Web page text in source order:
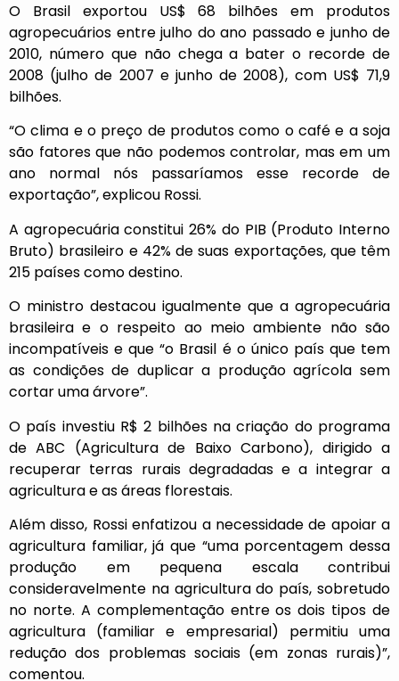
O Brasil exportou US$ 68 bilhões em produtos
agropecuários entre julho do ano passado e junho de
2010, número que não chega a bater o recorde de
2008 (julho de 2007 e junho de 2008), com US$ 71,9
bilhões.
“O clima e o preço de produtos como o café e a soja
são fatores que não podemos controlar, mas em um
ano normal nós passaríamos esse recorde de
exportação”, explicou Rossi.
A agropecuária constitui 26% do PIB (Produto Interno
Bruto) brasileiro e 42% de suas exportações, que têm
215 países como destino.
O ministro destacou igualmente que a agropecuária
brasileira e o respeito ao meio ambiente não são
incompatíveis e que “o Brasil é o único país que tem
as condições de duplicar a produção agrícola sem
cortar uma árvore”.
O país investiu R$ 2 bilhões na criação do programa
de ABC (Agricultura de Baixo Carbono), dirigido a
recuperar terras rurais degradadas e a integrar a
agricultura e as áreas florestais.
Além disso, Rossi enfatizou a necessidade de apoiar a
agricultura familiar, já que “uma porcentagem dessa
produção em pequena escala contribui
consideravelmente na agricultura do país, sobretudo
no norte. A complementação entre os dois tipos de
agricultura (familiar e empresarial) permitiu uma
redução dos problemas sociais (em zonas rurais)”,
comentou.